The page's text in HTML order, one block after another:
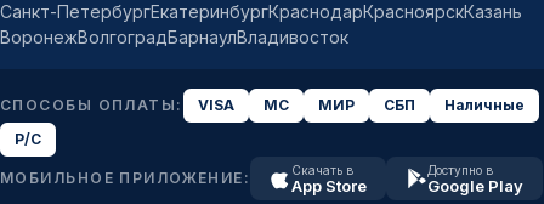
Санкт-ПетербургЕкатеринбургКраснодарКрасноярскКазань
ВоронежВолгоградБарнаулВладивосток
СПОСОБЫ ОПЛАТЫ: VISA MC МИР СБП
Наличные
Р/С
МОБИЛЬНОЕ ПРИЛОЖЕНИЕ: Скачать в
App Store
Доступно в
Google Play